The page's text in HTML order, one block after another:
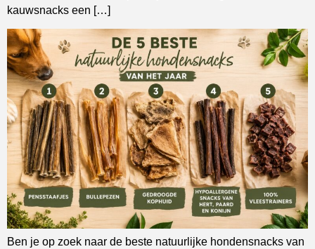
kauwsnacks een […]
Ben je op zoek naar de beste natuurlijke hondensnacks van